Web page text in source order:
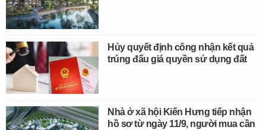
Hủy quyết định công nhận kết quả
trúng đấu giá quyền sử dụng đất
Nhà ở xã hội Kiến Hưng tiếp nhận
hồ sơ từ ngày 11/9, người mua cần